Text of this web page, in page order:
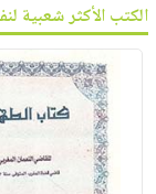
الكتب الأكثر شعبية